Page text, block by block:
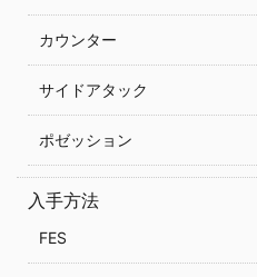
カウンター
サイドアタック
ポゼッション
入手方法
FES